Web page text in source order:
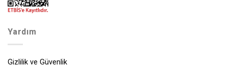
Yardım
Gizlilik ve Güvenlik